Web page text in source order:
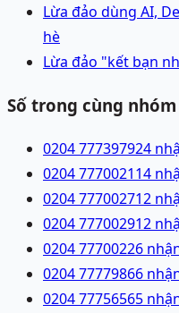
Lừa đảo dùng AI,
hè
Lừa đảo "kết bạn
Số trong cùng nhóm
0204 777397924
0204 777002114
0204 777002712
0204 777002912
0204 77700226
0204 77779866
0204 77756565